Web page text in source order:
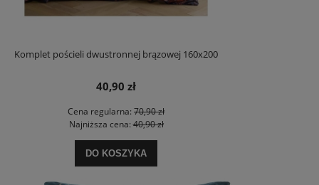
Komplet pościeli dwustronnej brązowej 160x200
40,90 zł
Cena regularna: 70,90 zł
Najniższa cena:40,90 zł
DO KOSZYKA